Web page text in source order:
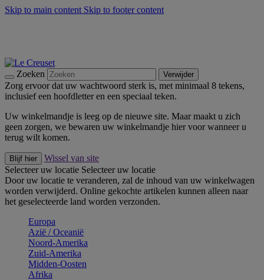
Skip to main content Skip to footer content
Zoeken Verwijder
Zorg ervoor dat uw wachtwoord sterk is, met minimaal 8 tekens,
inclusief een hoofdletter en een speciaal teken.
Uw winkelmandje is leeg op de nieuwe site. Maar maakt u zich
geen zorgen, we bewaren uw winkelmandje hier voor wanneer u
terug wilt komen.
Blijf hier
Wissel van site
Selecteer uw locatie Selecteer uw locatie
Door uw locatie te veranderen, zal de inhoud van uw winkelwagen
worden verwijderd. Online gekochte artikelen kunnen alleen naar
het geselecteerde land worden verzonden.
Europa
Aziё / Oceaniё
Noord-Amerika
Zuid-Amerika
Midden-Oosten
Afrika